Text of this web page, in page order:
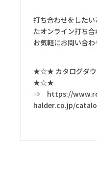
打ち合わせをした
たオンライン打ち合
お気軽にお問い合わ
★☆★ カタログダウ
★☆★
⇒ https://
halder.co.jp/